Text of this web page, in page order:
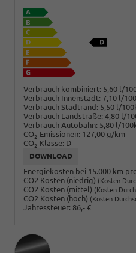
Verbrauch kombiniert: 5,60 l/
Verbrauch Innenstadt: 7,10 l/
Verbrauch Stadtrand: 5,50 l/
Verbrauch Landstraße: 4,80 l/
Verbrauch Autobahn: 5,80 l/
CO2-Emissionen: 127,00 g/km
CO2-Klasse: D
DOWNLOAD
Energiekosten bei 15.000 km
CO2 Kosten (niedrig) (Kosten
CO2 Kosten (mittel) (Kosten
CO2 Kosten (hoch) (Kosten
Jahressteuer: 86,- €